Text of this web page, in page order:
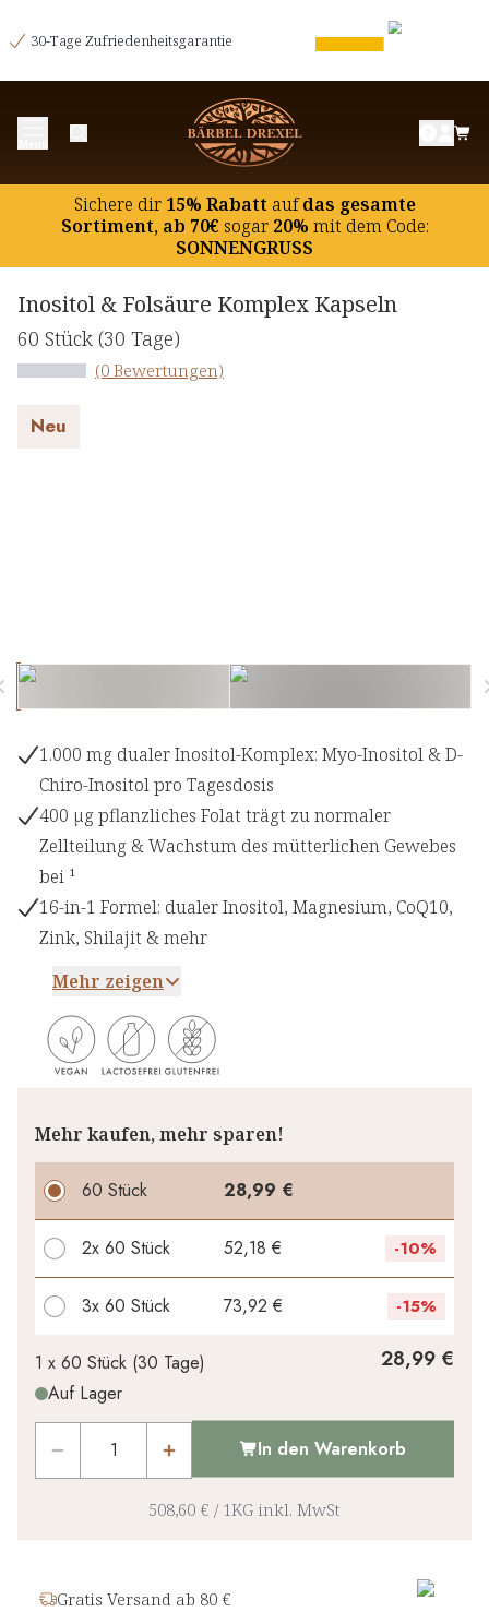
30-Tage Zufriedenheitsgarantie
Sichere dir15% Rabatt aufdas gesamte
Sortiment, ab 70€ sogar20% mit dem Code:
SONNENGRUSS
Inositol & Folsäure Komplex Kapseln
60 Stück (30 Tage)
(0 Bewertungen)
Neu
1.000 mg dualer Inositol-Komplex: Myo-Inositol & D-
Chiro-Inositol pro Tagesdosis
400 µg pflanzliches Folat trägt zu normaler
Zellteilung & Wachstum des mütterlichen Gewebes
bei ¹
16-in-1 Formel: dualer Inositol, Magnesium, CoQ10,
Zink, Shilajit & mehr
Mehr zeigen
Mehr kaufen, mehr sparen!
60 Stück 28,99 €
2x 60 Stück 52,18 € -10%
3x 60 Stück 73,92 € -15%
Ihr persönlicher Rabatt
1x
1 x 60 Stück (30 Tage)
Auf Lager
28,99 €
In den Warenkorb
508,60 € / 1KG inkl. MwSt
Gratis Versand ab 80 €